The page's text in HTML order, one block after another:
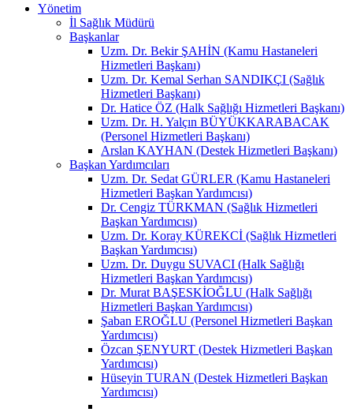
Yönetim
İl Sağlık Müdürü
Başkanlar
Uzm. Dr. Bekir ŞAHİN (Kamu Hastaneleri
Hizmetleri Başkanı)
Uzm. Dr. Kemal Serhan SANDIKÇI (Sağlık
Hizmetleri Başkanı)
Dr. Hatice ÖZ (Halk Sağlığı Hizmetleri Başkanı)
Uzm. Dr. H. Yalçın BÜYÜKKARABACAK
(Personel Hizmetleri Başkanı)
Arslan KAYHAN (Destek Hizmetleri Başkanı)
Başkan Yardımcıları
Uzm. Dr. Sedat GÜRLER (Kamu Hastaneleri
Hizmetleri Başkan Yardımcısı)
Dr. Cengiz TÜRKMAN (Sağlık Hizmetleri
Başkan Yardımcısı)
Uzm. Dr. Koray KÜREKCİ (Sağlık Hizmetleri
Başkan Yardımcısı)
Uzm. Dr. Duygu SUVACI (Halk Sağlığı
Hizmetleri Başkan Yardımcısı)
Dr. Murat BAŞESKİOĞLU (Halk Sağlığı
Hizmetleri Başkan Yardımcısı)
Şaban EROĞLU (Personel Hizmetleri Başkan
Yardımcısı)
Özcan ŞENYURT (Destek Hizmetleri Başkan
Yardımcısı)
Hüseyin TURAN (Destek Hizmetleri Başkan
Yardımcısı)